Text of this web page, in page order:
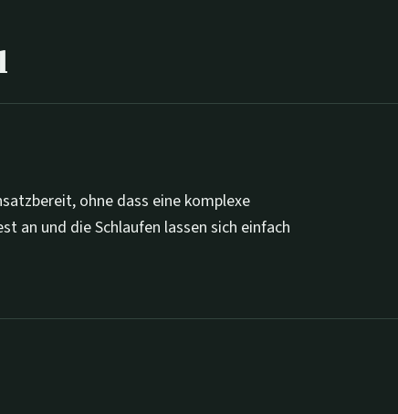
ohne dass eine komplexe
an und die Schlaufen lassen sich einfach